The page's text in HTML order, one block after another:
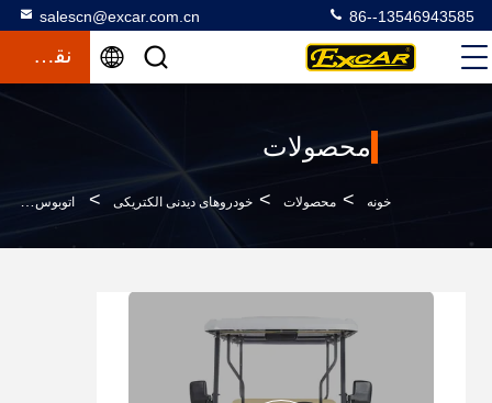
salescn@excar.com.cn 86--13546943585
نقل قول
محصولات
خونه > محصولات > خودروهای دیدنی الکتریکی > اتوبوس اتوبوس 8+3 صندلی برای پارک تفریحی و تفریحی